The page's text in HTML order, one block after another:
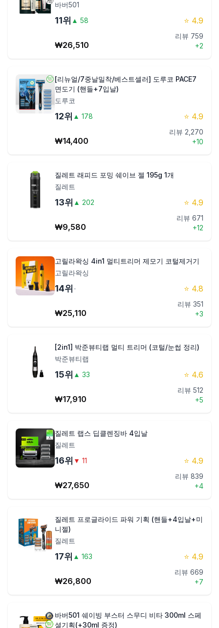
바버501
11위 ▲ 58 ⭐ 4.9
₩26,510
리뷰 759
+2
[리뉴얼/7중날밀착/베스트셀러] 도루코 PACE7
면도기 (핸들+7입날)
도루코
12위 ▲ 178 ⭐ 4.9
₩14,400
리뷰 2,270
+10
질레트 래피드 포밍 쉐이브 젤 195g 1개
질레트
13위 ▲ 202 ⭐ 4.9
₩9,580
리뷰 671
+12
고릴라왁싱 4in1 멀티트리머 제모기 코털제거기
고릴라왁싱
14위 - ⭐ 4.8
₩25,110
리뷰 351
+3
[2in1] 박준뷰티랩 멀티 트리머 (코털/눈썹 정리)
박준뷰티랩
15위 ▲ 33 ⭐ 4.6
₩17,910
리뷰 512
+5
질레트 랩스 딥클렌징바 4입날
질레트
16위 ▼ 11 ⭐ 4.9
₩27,650
리뷰 839
+4
질레트 프로글라이드 파워 기획 (핸들+4입날+미
니젤)
질레트
17위 ▲ 163 ⭐ 4.9
₩26,800
리뷰 669
+7
바버501 쉐이빙 부스터 스무디 비타 300ml 스페
셜기획(+30ml 증정)